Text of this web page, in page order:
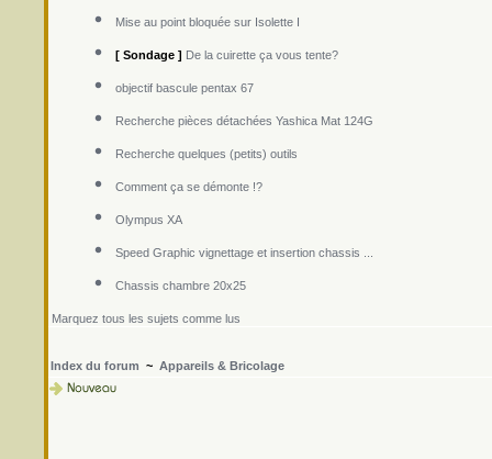
Mise au point bloquée sur Isolette I
[ Sondage ] De la cuirette ça vous tente?
objectif bascule pentax 67
Recherche pièces détachées Yashica Mat 124G
Recherche quelques (petits) outils
Comment ça se démonte !?
Olympus XA
Speed Graphic vignettage et insertion chassis ...
Chassis chambre 20x25
Marquez tous les sujets comme lus
Index du forum ~ Appareils & Bricolage